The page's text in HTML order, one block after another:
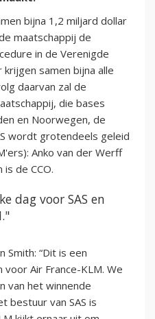
bijna 1,2 miljard dollar
maatschappij de
in de Verenigde
samen bijna alle
daarvan zal de
die bases
en Noorwegen, de
wordt grotendeels geleid
Anko van der Werff
is de CCO.
dag voor SAS en
Smith: “Dit is een
voor Air France-KLM. We
van het winnende
bestuur van SAS is